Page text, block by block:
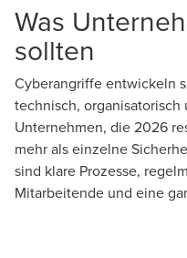
Was
sollten
Cyberangriffe entwickeln
technisch, organisatorisch
Unternehmen, die 2026
mehr als einzelne
sind klare Prozesse,
Mitarbeitende und eine